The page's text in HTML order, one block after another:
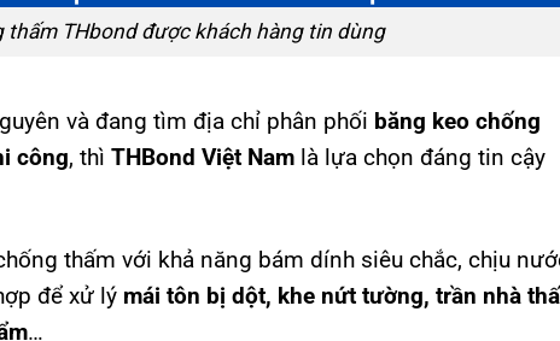
thấm THbond được khách hàng tin dùng
và đang tìm địa chỉ phân phối băng keo chống
công, thì THBond Việt Nam là lựa chọn đáng tin cậy
thấm với khả năng bám dính siêu chắc, chịu
để xử lý mái tôn bị dột, khe nứt tường, trần nhà
…